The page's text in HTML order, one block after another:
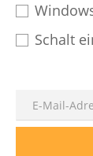
Schalt
E-Mail